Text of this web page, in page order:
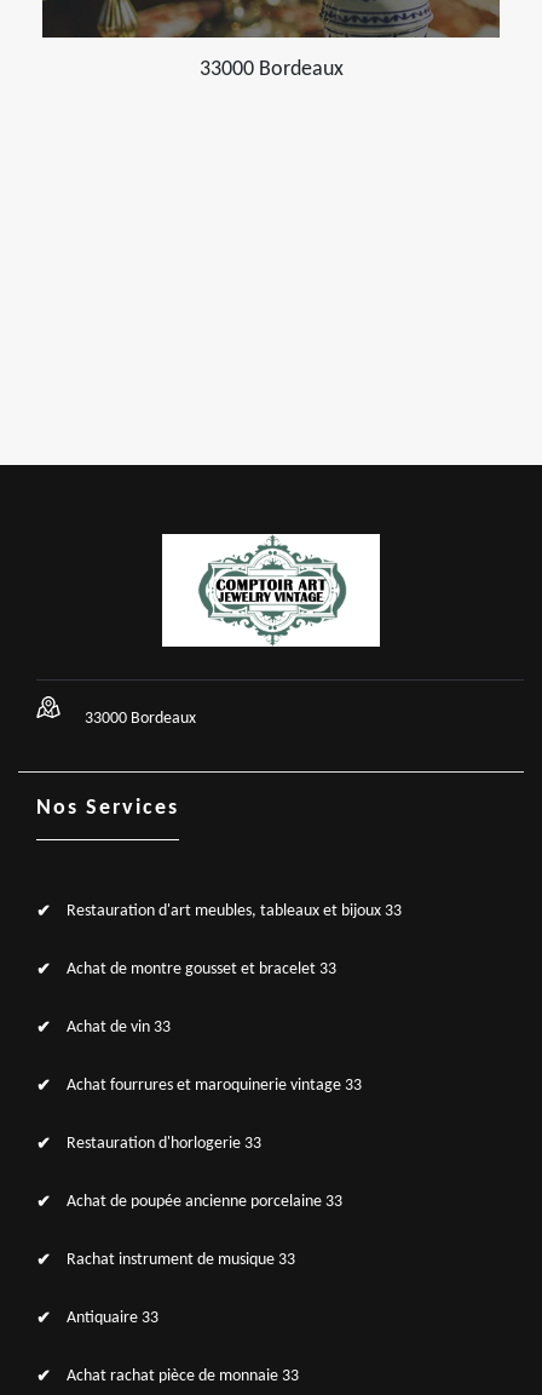
33000 Bordeaux
33000 Bordeaux
Nos Services
Restauration d'art meubles, tableaux et bijoux 33
Achat de montre gousset et bracelet 33
Achat de vin 33
Achat fourrures et maroquinerie vintage 33
Restauration d'horlogerie 33
Achat de poupée ancienne porcelaine 33
Rachat instrument de musique 33
Antiquaire 33
Achat rachat pièce de monnaie 33